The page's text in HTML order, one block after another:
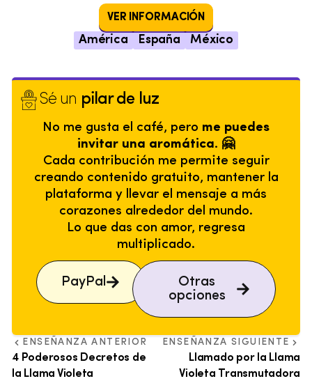
VER INFORMACIÓN
América España México
Sé un pilar de luz
No me gusta el café, pero me puedes
invitar una aromática. 🤗
Cada contribución me permite seguir
creando contenido gratuito, mantener la
plataforma y llevar el mensaje a más
corazones alrededor del mundo.
Lo que das con amor, regresa
multiplicado.
PayPal
Otras
opciones
ENSEÑANZA ANTERIOR
4 Poderosos Decretos de
la Llama Violeta
ENSEÑANZA SIGUIENTE
Llamado por la Llama
Violeta Transmutadora